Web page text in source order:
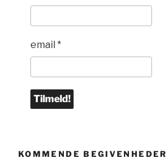
email *
KOMMENDE BEGIVENHEDER